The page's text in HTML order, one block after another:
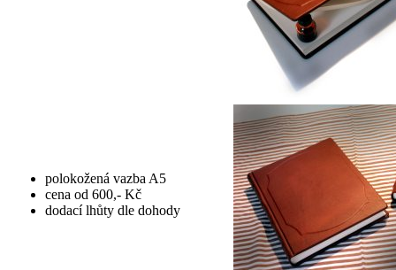
polokožená vazba A5
cena od 600,- Kč
dodací lhůty dle dohody